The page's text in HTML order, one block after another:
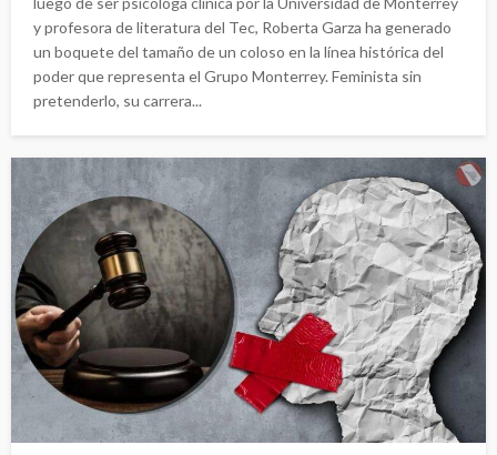
y profesora de literatura del Tec, Roberta Garza ha generado
un boquete del tamaño de un coloso en la línea histórica del
poder que representa el Grupo Monterrey. Feminista sin
pretenderlo, su carrera...